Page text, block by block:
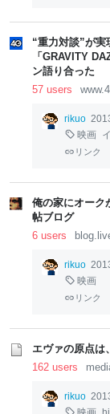
“重力対談”が実
「GRAVITY
ン語り合った
57 users
rikuo
映画
リンク
俺の家にオーク
帖ブログ
6 users
rikuo
映画
リンク
エヴァの原点は
162 users
rikuo